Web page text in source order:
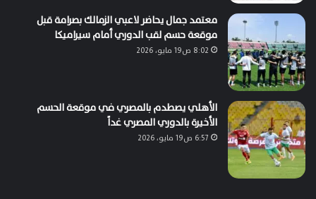
معتمد جمال يحاضر لاعبي الزمالك بصرامة قبل
موقعة حسم لقب الدوري أمام سيراميكا
8:02 ص19 مايو، 2026
الأهلي يصطدم بالمصري في موقعة الحسم
الأخيرة بالدوري المصري غداً
6:57 ص19 مايو، 2026